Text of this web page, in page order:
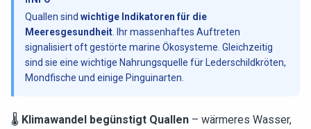
Quallen sind wichtige Indikatoren für die
Meeresgesundheit . Ihr massenhaftes Auftreten
signalisiert oft gestörte marine Ökosysteme. Gleichzeitig
sind sie eine wichtige Nahrungsquelle für Lederschildkröten,
Mondfische und einige Pinguinarten.
🌡️ Klimawandel begünstigt Quallen – wärmeres Wasser,